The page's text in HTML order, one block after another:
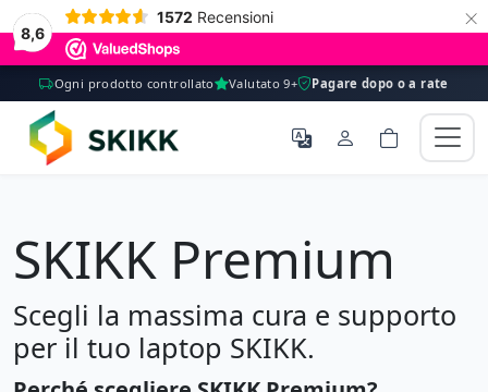
8,6
1572 Recensioni ×
Ogni prodotto controllato Valutato 9+ Pagare dopo o a rate
SKIKK Premium
Scegli la massima cura e supporto
per il tuo laptop SKIKK.